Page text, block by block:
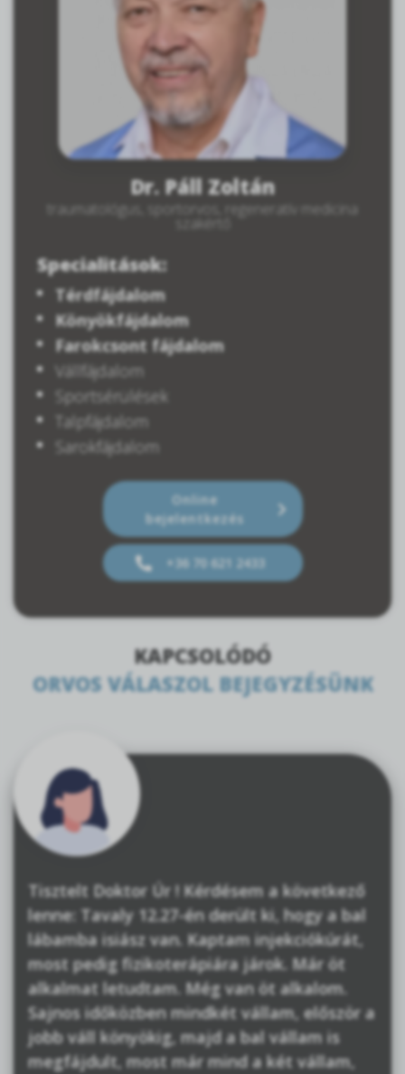
Dr. Páll Zoltán
traumatológus, sportorvos, regeneratív medicina
szakértő
Specialitások:
Térdfájdalom
Könyökfájdalom
Farokcsont fájdalom
Vállfájdalom
Sportsérülések
Talpfájdalom
Sarokfájdalom
Online
bejelentkezés
+36 70 621 2433
KAPCSOLÓDÓ
ORVOS VÁLASZOL BEJEGYZÉSÜNK
Tisztelt Doktor Úr ! Kérdésem a következő
lenne: Tavaly 12.27-én derült ki, hogy a bal
lábamba isiász van. Kaptam injekciókúrát,
most pedig fizikoterápiára járok. Már öt
alkalmat letudtam. Még van öt alkalom.
Sajnos időközben mindkét vállam, először a
jobb váll könyökig, majd a bal vállam is
megfájdult, most már mind a két vállam,